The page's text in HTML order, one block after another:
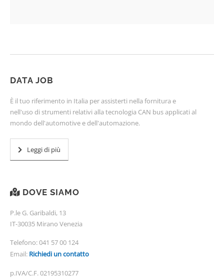
DATA JOB
È il tuo riferimento in Italia per assisterti nella fornitura e
nell'uso di strumenti relativi alla tecnologia CAN bus applicati al
mondo dell'automotive e dell'automazione.
Leggi di più
DOVE SIAMO
P.le G. Garibaldi, 13
IT-30035 Mirano Venezia
Telefono:041 57 00 124
Email: Richiedi un contatto
p.IVA/C.F. 02195310277